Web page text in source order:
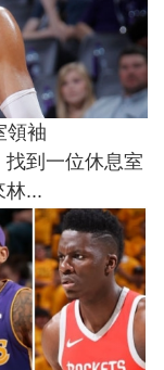
領袖
到一位休息室
林...